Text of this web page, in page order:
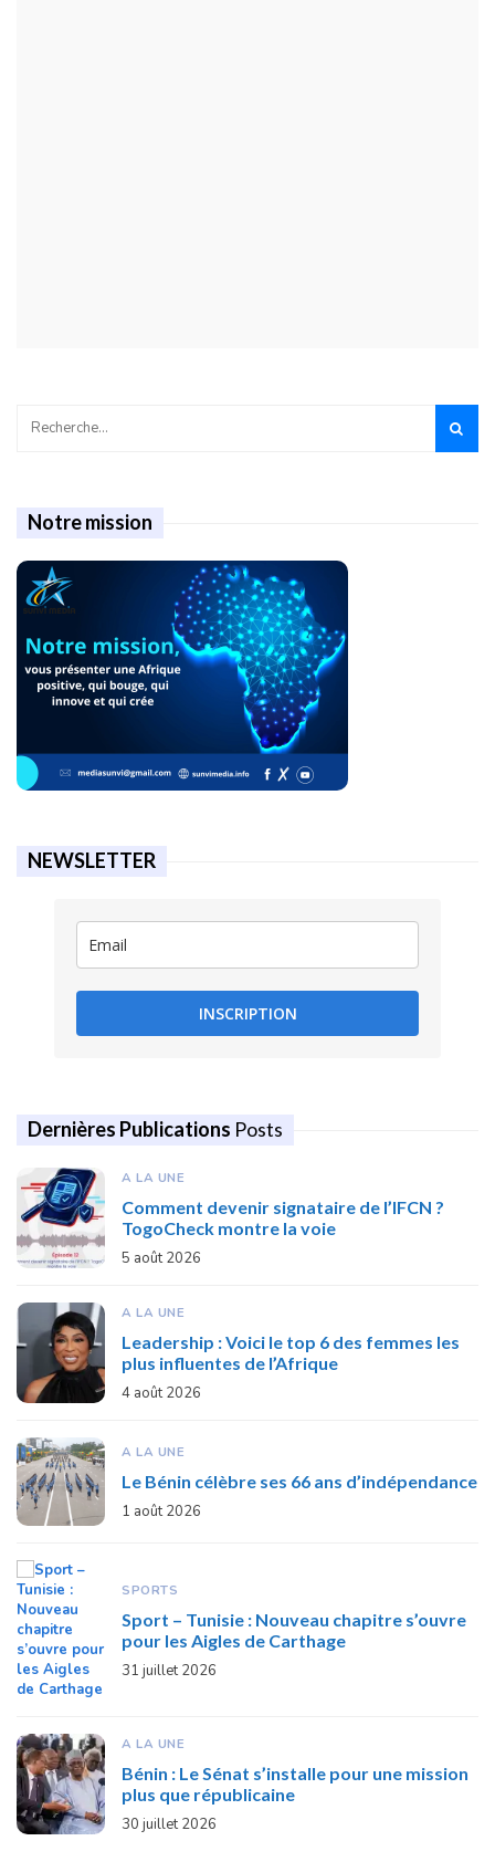
Notre mission
NEWSLETTER
INSCRIPTION
Dernières Publications Posts
A LA UNE
Comment devenir signataire de l’IFCN ?
TogoCheck montre la voie
5 août 2026
A LA UNE
Leadership : Voici le top 6 des femmes les
plus influentes de l’Afrique
4 août 2026
A LA UNE
Le Bénin célèbre ses 66 ans d’indépendance
1 août 2026
SPORTS
Sport – Tunisie : Nouveau chapitre s’ouvre
pour les Aigles de Carthage
31 juillet 2026
A LA UNE
Bénin : Le Sénat s’installe pour une mission
plus que républicaine
30 juillet 2026